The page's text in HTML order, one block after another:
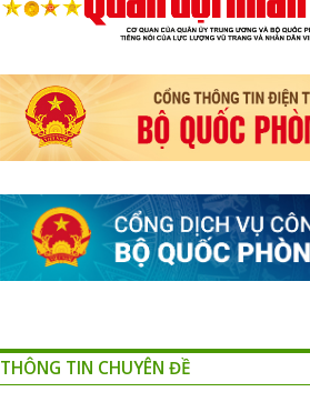
THÔNG TIN CHUYÊN ĐỀ